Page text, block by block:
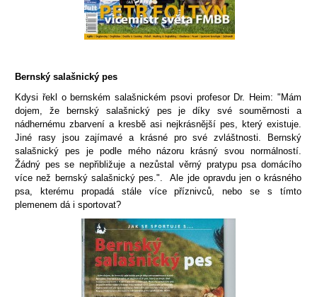
Bernský salašnický pes
Kdysi řekl o bernském salašnickém psovi profesor Dr. Heim: "Mám
dojem, že bernský salašnický pes je díky své souměrnosti a
nádhernému zbarvení a kresbě asi nejkrásnější pes, který existuje.
Jiné rasy jsou zajímavé a krásné pro své zvláštnosti. Bernský
salašnický pes je podle mého názoru krásný svou normálností.
Žádný pes se nepřibližuje a nezůstal věrný pratypu psa domácího
více než bernský salašnický pes.". Ale jde opravdu jen o krásného
psa, kterému propadá stále více příznivců, nebo se s tímto
plemenem dá i sportovat?